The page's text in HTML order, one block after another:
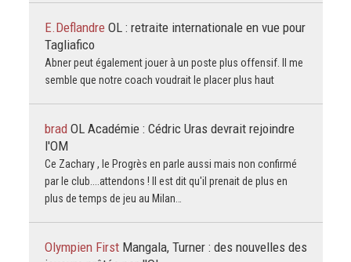
E.Deflandre OL : retraite internationale en vue pour
Tagliafico
Abner peut également jouer à un poste plus offensif. Il me
semble que notre coach voudrait le placer plus haut
brad OL Académie : Cédric Uras devrait rejoindre
l'OM
Ce Zachary , le Progrès en parle aussi mais non confirmé
par le club....attendons ! Il est dit qu'il prenait de plus en
plus de temps de jeu au Milan…
Olympien First Mangala, Turner : des nouvelles des